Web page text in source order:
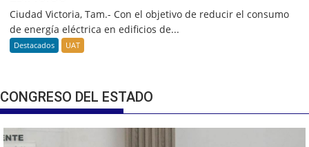
Ciudad Victoria, Tam.- Con el objetivo de reducir el consumo
de energía eléctrica en edificios de...
Destacados UAT
CONGRESO DEL ESTADO